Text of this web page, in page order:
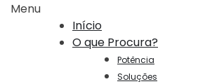
Menu
Início
O que Procura?
Potência
Soluções